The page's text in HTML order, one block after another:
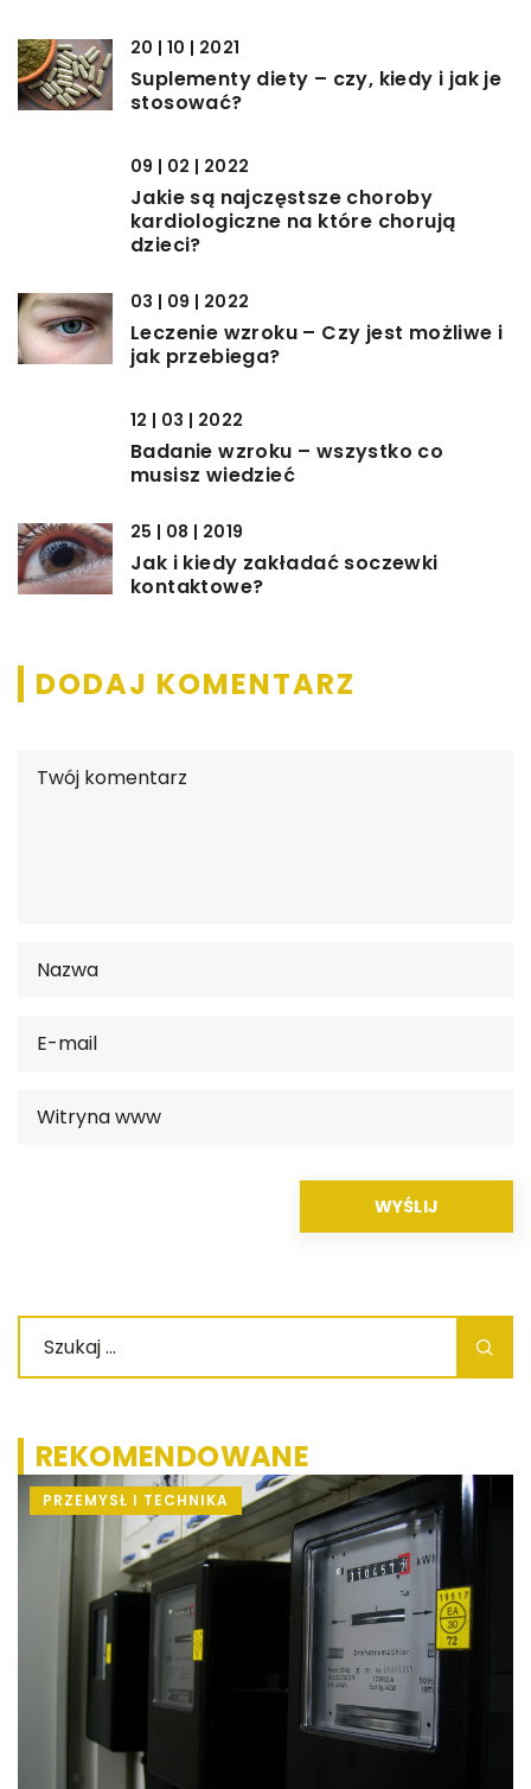
20 | 10 | 2021
Suplementy diety – czy, kiedy i jak je
stosować?
09 | 02 | 2022
Jakie są najczęstsze choroby
kardiologiczne na które chorują
dzieci?
03 | 09 | 2022
Leczenie wzroku – Czy jest możliwe i
jak przebiega?
12 | 03 | 2022
Badanie wzroku – wszystko co
musisz wiedzieć
25 | 08 | 2019
Jak i kiedy zakładać soczewki
kontaktowe?
DODAJ KOMENTARZ
REKOMENDOWANE
PRZEMYSŁ I TECHNIKA